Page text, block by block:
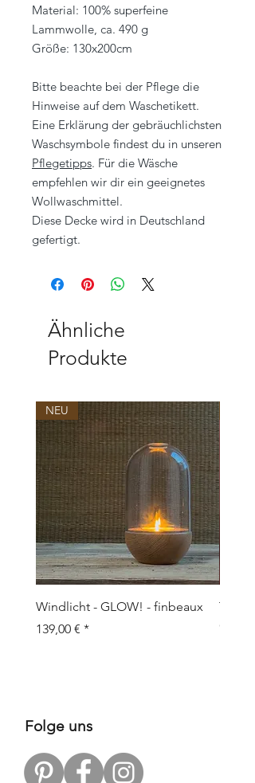
Material: 100% superfeine
Lammwolle, ca. 490 g
Größe: 130x200cm
Bitte beachte bei der Pflege die
Hinweise auf dem Waschetikett.
Eine Erklärung der gebräuchlichsten
Waschsymbole findest du in unseren
Pflegetipps. Für die Wäsche
empfehlen wir dir ein geeignetes
Wollwaschmittel.
Diese Decke wird in Deutschland
gefertigt.
Ähnliche
Produkte
NEU
Windlicht - GLOW! - finbeaux
Preis
139,00 €
Topf/
Folge uns